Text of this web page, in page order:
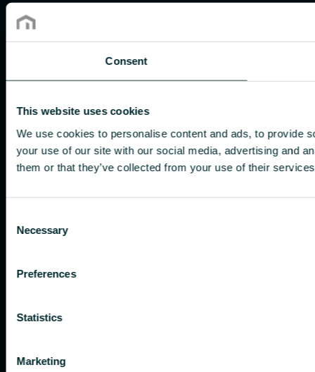
Consent
This website uses cookies
We use cookies to personalise content and ads, to provide
your use of our site with our social media, advertising and
them or that they’ve collected from your use of their
Selection
Necessary
Preferences
Statistics
Marketing